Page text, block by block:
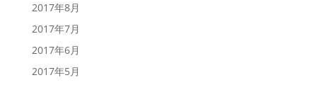
2017年8月
2017年7月
2017年6月
2017年5月